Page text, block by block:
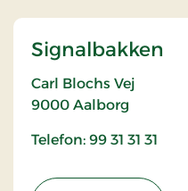
Signalbakken
Carl Blochs Vej
9000 Aalborg
Telefon: 99 31 31 31